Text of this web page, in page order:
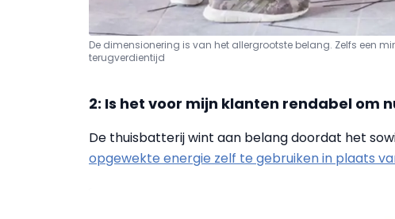
De dimensionering is van het allergrootste belang. Zelfs een
terugverdientijd
2: Is het voor mijn klanten rendabel om
De thuisbatterij wint aan belang doordat het
opgewekte energie zelf te gebruiken in plaats